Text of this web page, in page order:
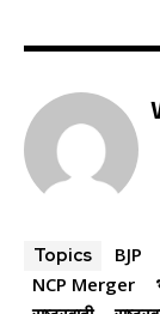
Topics BJP
NCP Merger